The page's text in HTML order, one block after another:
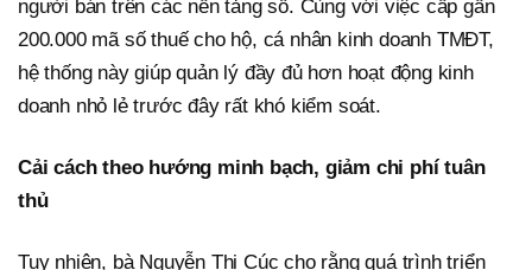
người bán trên các nền tảng số. Cùng với việc cấp gần
200.000 mã số thuế cho hộ, cá nhân kinh doanh TMĐT,
hệ thống này giúp quản lý đầy đủ hơn hoạt động kinh
doanh nhỏ lẻ trước đây rất khó kiểm soát.
Cải cách theo hướng minh bạch, giảm chi phí tuân
thủ
Tuy nhiên, bà Nguyễn Thị Cúc cho rằng quá trình triển